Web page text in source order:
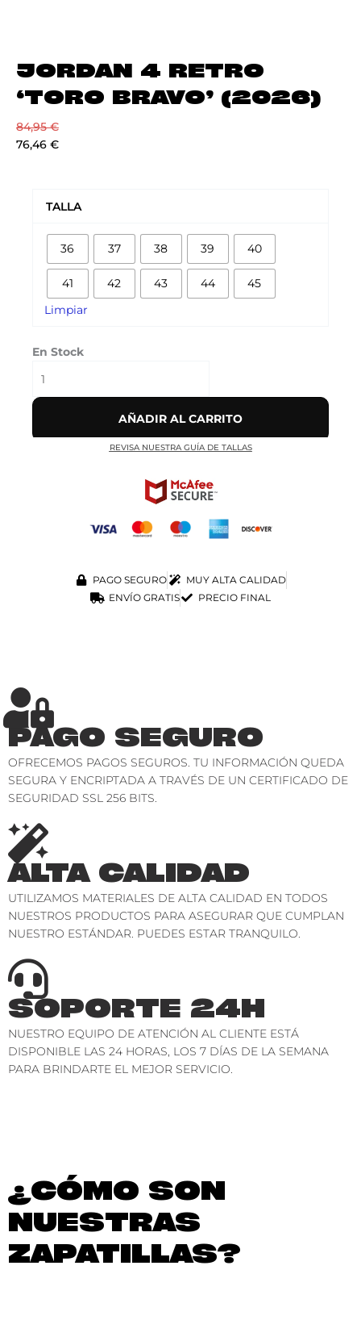
JORDAN 4 RETRO
‘TORO BRAVO’ (2026)
84,95€
76,46 €
TALLA
36 37 38 39 40
41 42 43 44 45
Limpiar
En Stock
'TORO
BRAVO'
(2026)
cantidad
AÑADIR AL CARRITO
REVISA NUESTRA GUÍA DE TALLAS
PAGO SEGURO
MUY ALTA CALIDAD
ENVÍO GRATIS
PRECIO FINAL
PAGO SEGURO
OFRECEMOS PAGOS SEGUROS. TU INFORMACIÓN QUEDA
SEGURA Y ENCRIPTADA A TRAVÉS DE UN CERTIFICADO DE
SEGURIDAD SSL 256 BITS.
ALTA CALIDAD
UTILIZAMOS MATERIALES DE ALTA CALIDAD EN TODOS
NUESTROS PRODUCTOS PARA ASEGURAR QUE CUMPLAN
NUESTRO ESTÁNDAR. PUEDES ESTAR TRANQUILO.
SOPORTE 24H
NUESTRO EQUIPO DE ATENCIÓN AL CLIENTE ESTÁ
DISPONIBLE LAS 24 HORAS, LOS 7 DÍAS DE LA SEMANA
PARA BRINDARTE EL MEJOR SERVICIO.
¿CÓMO SON
NUESTRAS
ZAPATILLAS?